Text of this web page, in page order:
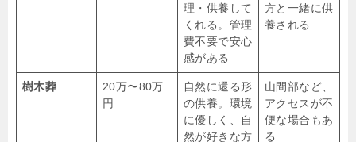
理・供養して
くれる。管理
費不要で安心
感がある
方と一緒に供
養される
樹木葬
20万〜80万
円
自然に還る形
の供養。環境
に優しく、自
然が好きな方
山間部など、
アクセスが不
便な場合もあ
る